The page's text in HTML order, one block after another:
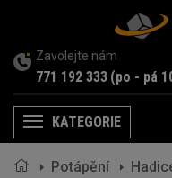
Zavolejte nám
771 192 333 (po - pá
MenuKATEGORIE
Potápění